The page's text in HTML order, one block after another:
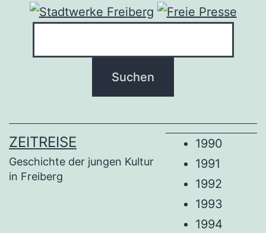
ZEITREISE
Geschichte der jungen Kultur
in Freiberg
1990
1991
1992
1993
1994